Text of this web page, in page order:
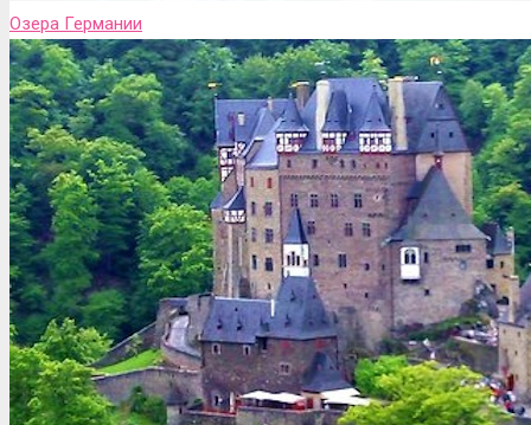
Озера Германии